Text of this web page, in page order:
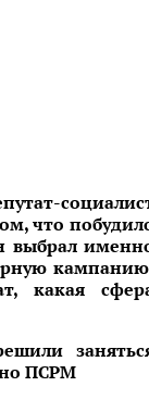
что
выбрал
какая
ПСРМ